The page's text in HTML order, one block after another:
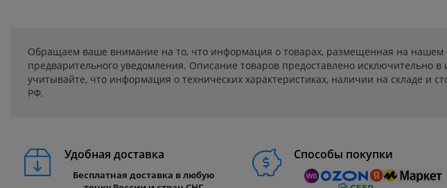
Обращаем ваше внимание на то, что информация о товарах, размещенная на нашем
предварительного уведомления. Описание товаров предоставлено
учитывайте, что информация о технических характеристиках, наличии на складе и
РФ.
Удобная доставка
Бесплатная доставка в любую
Способы покупки